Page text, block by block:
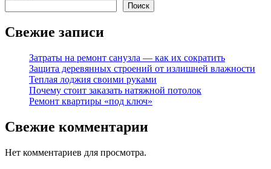
Поиск
Свежие записи
Затраты на ремонт санузла — как их сократить
Защита деревянных строений от излишней влажности
Теплая лоджия своими руками
Почему стоит заказать натяжной потолок
Ремонт квартиры «под ключ»
Свежие комментарии
Нет комментариев для просмотра.